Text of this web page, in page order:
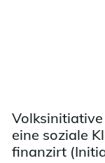
eine soziale
finanzirt